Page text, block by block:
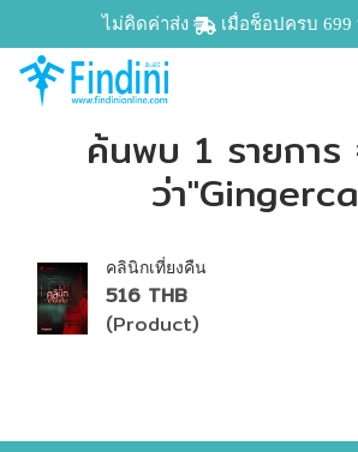
ไม่คิดค่าส่ง เมื่อช็อปครบ 699
ค้นพบ 1 รายการ
ว่า
คลินิกเที่ยงคืน
516 THB
(Product)